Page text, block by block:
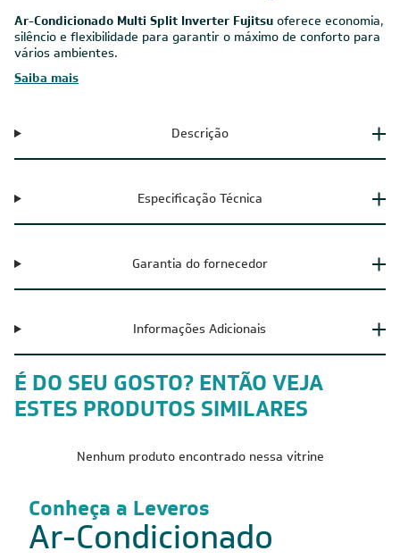
Ar-Condicionado Multi Split Inverter Fujitsu oferece economia,
silêncio e flexibilidade para garantir o máximo de conforto para
vários ambientes.
Saiba mais
Descrição
Especificação Técnica
Garantia do fornecedor
Informações Adicionais
É DO SEU GOSTO? ENTÃO VEJA
ESTES PRODUTOS SIMILARES
Nenhum produto encontrado nessa vitrine
Conheça a Leveros
Ar-Condicionado